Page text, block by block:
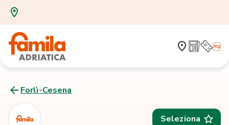
Forlì-Cesena
Seleziona